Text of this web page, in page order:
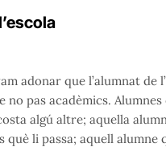
adonar que l’alumnat de
pas acadèmics.
algú altre; aquella
li passa; aquell alumne